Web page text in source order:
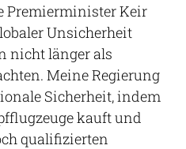
Premierminister Keir
Unsicherheit
nicht länger als
Meine Regierung
Sicherheit, indem
kauft und
qualifizierten